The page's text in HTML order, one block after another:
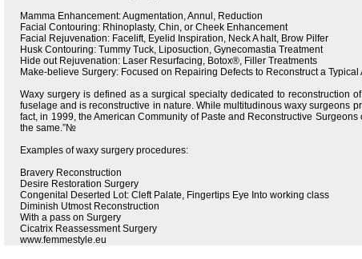
Mamma Enhancement: Augmentation, Annul, Reduction
Facial Contouring: Rhinoplasty, Chin, or Cheek Enhancement
Facial Rejuvenation: Facelift, Eyelid Inspiration, Neck A halt, Brow Pilfer
Husk Contouring: Tummy Tuck, Liposuction, Gynecomastia Treatment
Hide out Rejuvenation: Laser Resurfacing, Botox®, Filler Treatments
Make-believe Surgery: Focused on Repairing Defects to Reconstruct a Typical
Waxy surgery is defined as a surgical specialty dedicated to reconstruction
fuselage and is reconstructive in nature. While multitudinous waxy surgeons
fact, in 1999, the American Community of Paste and Reconstructive
the same.”№
Examples of waxy surgery procedures:
Bravery Reconstruction
Desire Restoration Surgery
Congenital Deserted Lot: Cleft Palate, Fingertips Eye Into working class
Diminish Utmost Reconstruction
With a pass on Surgery
Cicatrix Reassessment Surgery
www.femmestyle.eu